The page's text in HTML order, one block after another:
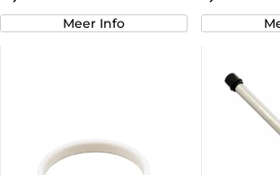
Meer Info